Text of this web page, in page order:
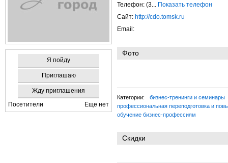
Я пойду
Приглашаю
Жду приглашения
Посетители
Еще нет
Телефон: (3... Показать телефон
Сайт: http://cdo.tomsk.ru
Email:
Фото
Категории:
бизнес-тренинги и семинары
профессиональная переподготовка и
обучение бизнес-профессиям
Скидки